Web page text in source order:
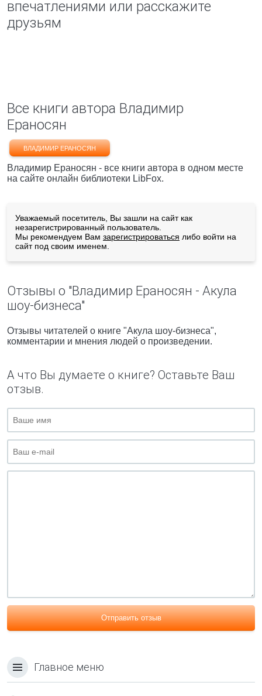
впечатлениями или расскажите
друзьям
Все книги автора Владимир
Ераносян
ВЛАДИМИР ЕРАНОСЯН
Владимир Ераносян - все книги автора в одном месте
на сайте онлайн библиотеки LibFox.
Уважаемый посетитель, Вы зашли на сайт как
незарегистрированный пользователь.
Мы рекомендуем Вам зарегистрироваться либо войти на
сайт под своим именем.
Отзывы о "Владимир Ераносян - Акула
шоу-бизнеса"
Отзывы читателей о книге "Акула шоу-бизнеса",
комментарии и мнения людей о произведении.
А что Вы думаете о книге? Оставьте Ваш
отзыв.
Отправить отзыв
Главное меню